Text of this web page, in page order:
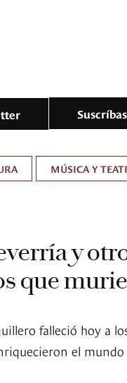
MÚSICA Y
y
que
falleció hoy a
el mundo